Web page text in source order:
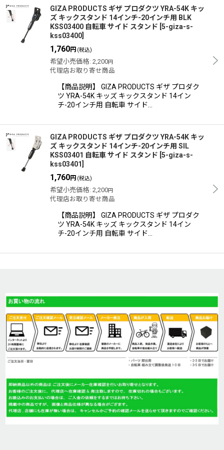
GIZA PRODUCTS ギザ プロダクツ YRA-54K キッ
ズ キックスタンド 14インチ-20インチ用 BLK
KSS03400 自転車 サイド スタンド [5-giza-s-
kss03400]
1,760円 (税込)
希望小売価格: 2,200円
代理店お取り寄せ商品
【商品説明】 GIZA PRODUCTS ギザ プロダク
ツ YRA-54K キッズ キックスタンド 14イン
チ-20インチ用 自転車 サイド…
GIZA PRODUCTS ギザ プロダクツ YRA-54K キッ
ズ キックスタンド 14インチ-20インチ用 SIL
KSS03401 自転車 サイド スタンド [5-giza-s-
kss03401]
1,760円 (税込)
希望小売価格: 2,200円
代理店お取り寄せ商品
【商品説明】 GIZA PRODUCTS ギザ プロダク
ツ YRA-54K キッズ キックスタンド 14イン
チ-20インチ用 自転車 サイド…